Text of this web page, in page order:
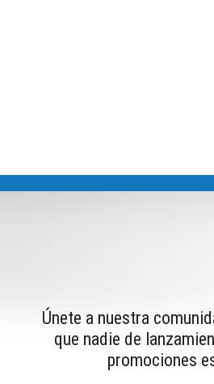
Únete a nuestra
que nadie de
promociones